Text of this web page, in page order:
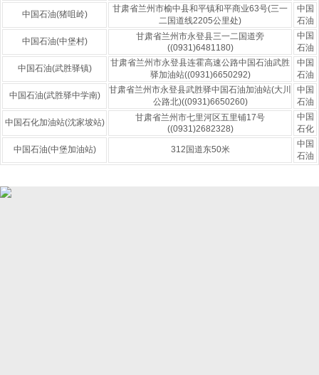
中国石油(猪咀岭)
甘肃省兰州市榆中县和平镇和平商业63号(三一
二国道线2205公里处)
中国
石油
中国石油(中堡村)
甘肃省兰州市永登县三一二国道旁
((0931)6481180)
中国
石油
中国石油(武胜驿镇)
甘肃省兰州市永登县连霍高速公路中国石油武胜
驿加油站((0931)6650292)
中国
石油
中国石油(武胜驿中学南)
甘肃省兰州市永登县武胜驿中国石油加油站(大川
公路北)((0931)6650260)
中国
石油
中国石化加油站(沈家坡站)
甘肃省兰州市七里河区五里铺17号
((0931)2682328)
中国
石化
中国石油(中堡加油站) 312国道东50米
中国
石油